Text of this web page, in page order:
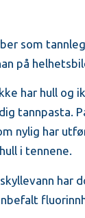
som
på
har hull og
tannpasta.
nylig har
i tennene.
har